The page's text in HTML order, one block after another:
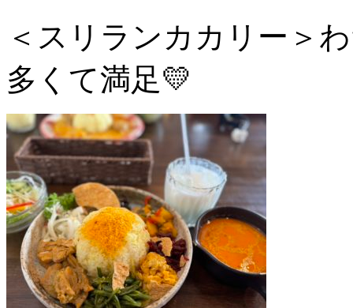
＜スリランカカリー＞
多くて満足💛